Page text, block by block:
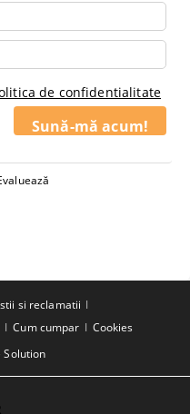
de confidentialitate
Solution
si reclamatii
Cum cumpar Cookies